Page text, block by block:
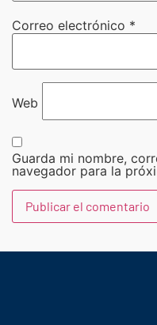
Correo electrónico *
Web
Guarda mi nombre,
navegador para la